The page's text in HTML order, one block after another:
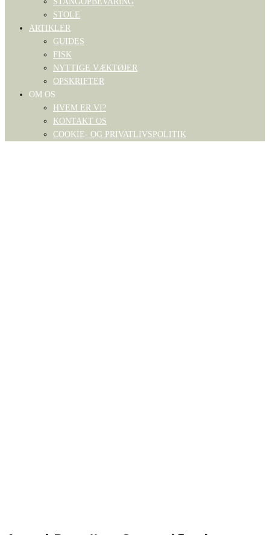
STOLE
ARTIKLER
GUIDES
FISK
NYTTIGE VÆKTØJER
OPSKRIFTER
OM OS
HVEM ER VI?
KONTAKT OS
COOKIE- OG PRIVATLIVSPOLITIK